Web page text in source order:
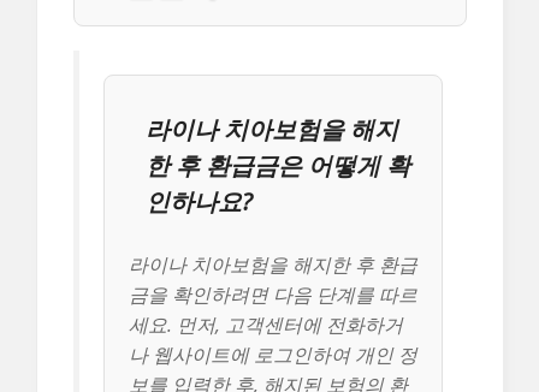
라이나 치아보험을 해지
한 후 환급금은 어떻게 확
인하나요?
라이나 치아보험을 해지한 후 환급
금을 확인하려면 다음 단계를 따르
세요. 먼저, 고객센터에 전화하거
나 웹사이트에 로그인하여 개인 정
보를 입력한 후, 해지된 보험의 환